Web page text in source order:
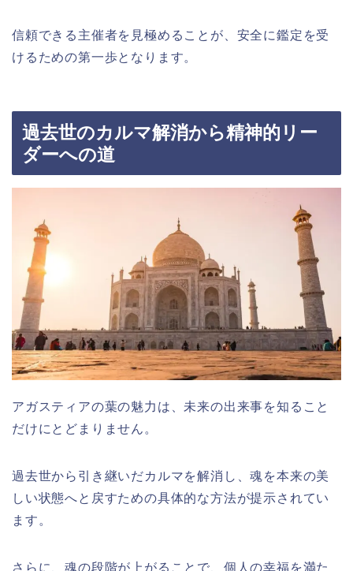
信頼できる主催者を見極めることが、安全に鑑定を受
けるための第一歩となります。
過去世のカルマ解消から精神的リー
ダーへの道
アガスティアの葉の魅力は、未来の出来事を知ること
だけにとどまりません。
過去世から引き継いだカルマを解消し、魂を本来の美
しい状態へと戻すための具体的な方法が提示されてい
ます。
さらに、魂の段階が上がることで、個人の幸福を満た